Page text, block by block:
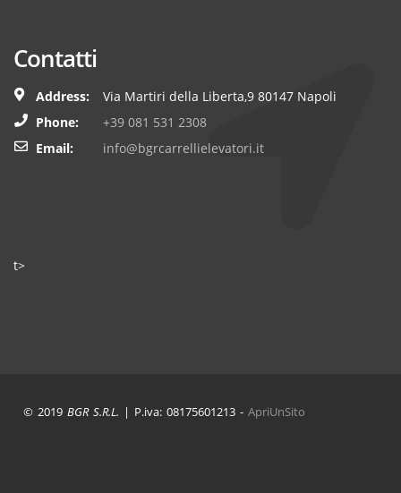
Contatti
Address:
Via Martiri della Liberta,9 80147 Napoli
Phone:
+39 081 531 2308
Email:
info@bgrcarrellielevatori.it
t>
© 2019 BGR S.R.L. | P.iva: 08175601213 - ApriUnSito